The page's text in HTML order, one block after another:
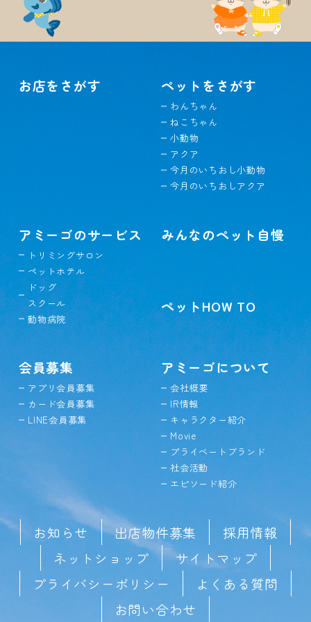
お店をさがす ペットをさがす
わんちゃん
ねこちゃん
小動物
アクア
今月のいちおし小動物
今月のいちおしアクア
アミーゴのサービス
トリミングサロン
ペットホテル
ドッグ
スクール
動物病院
みんなのペット自慢
ペットHOW TO
会員募集
アプリ会員募集
カード会員募集
LINE会員募集
アミーゴについて
会社概要
IR情報
キャラクター紹介
Movie
プライベートブランド
社会活動
エピソード紹介
お知らせ 出店物件募集
採用情報
ネットショップ
サイトマップ
プライバシーポリシー
よくある質問
お問い合わせ